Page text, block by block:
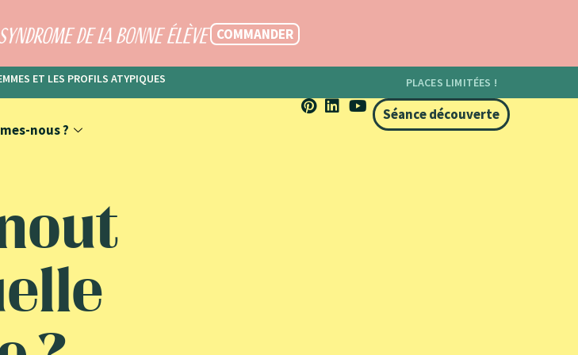
COMMANDER
ET LES PROFILS ATYPIQUES PLACES LIMITÉES !
nous ?
Séance découverte